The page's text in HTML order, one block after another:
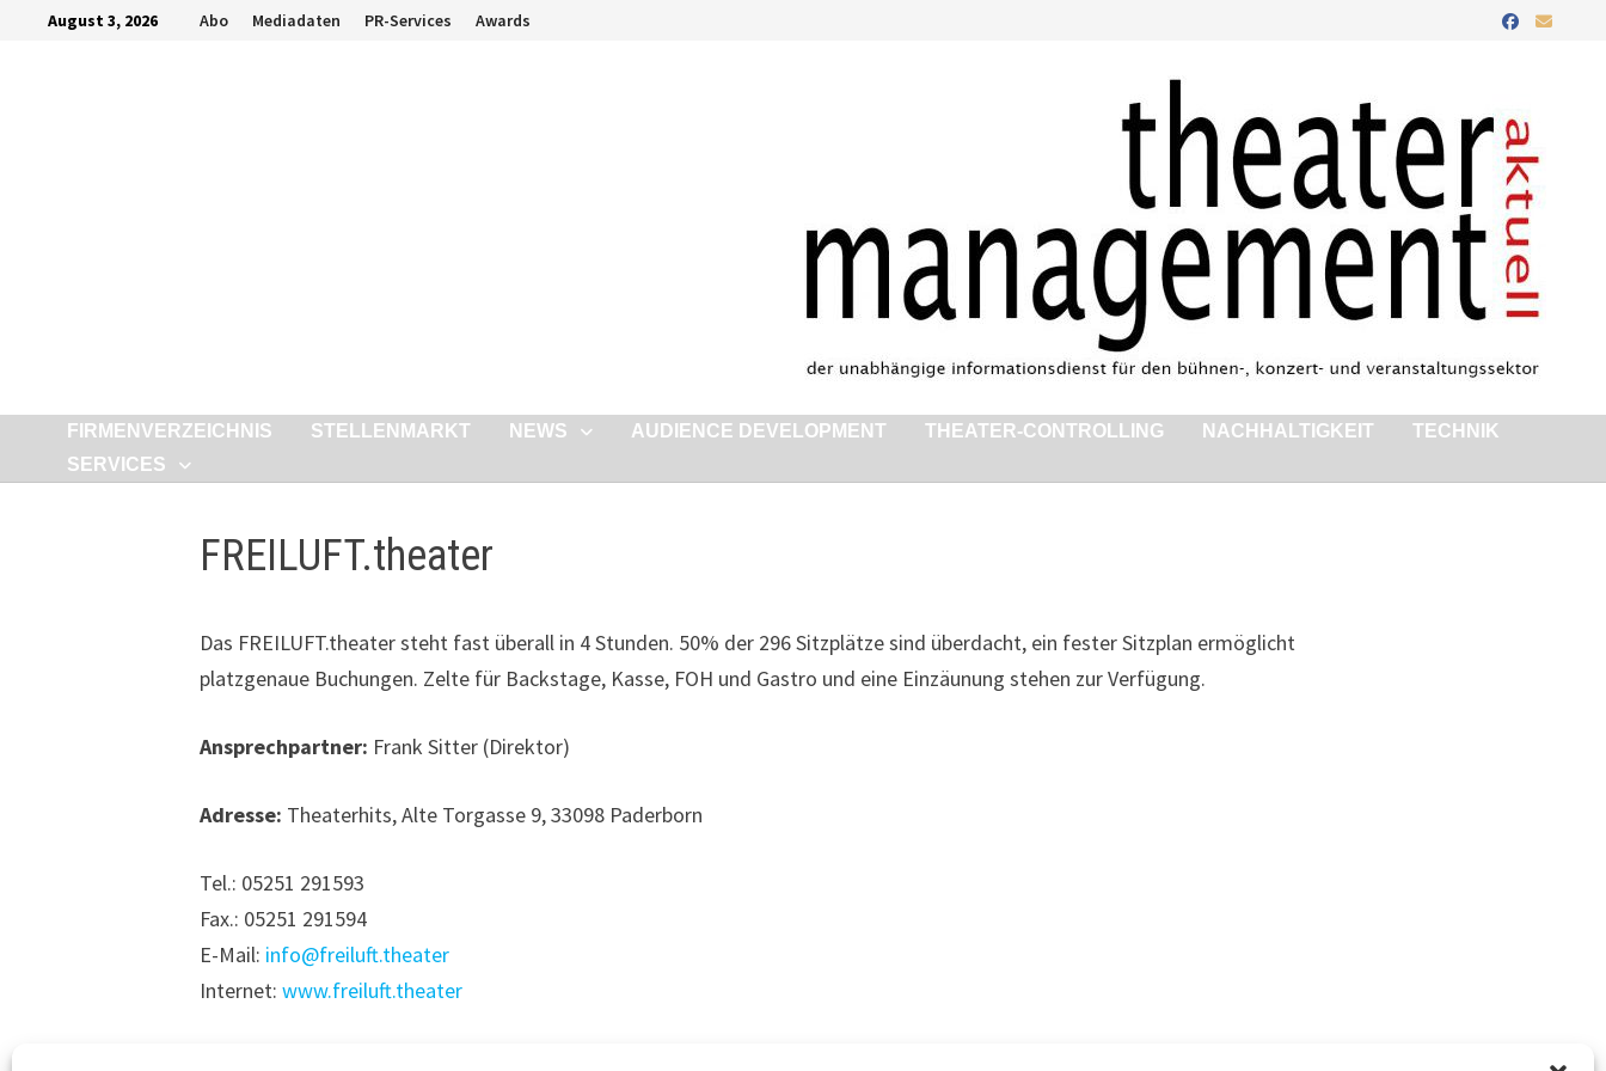
ZurückAugust 3, 2026 Abo Mediadaten PR-Services Awards
FIRMENVERZEICHNIS STELLENMARKT NEWS AUDIENCE DEVELOPMENT THEATER-CONTROLLING NACHHALTIGKEIT
TECHNIK
SERVICES
FREILUFT.theater
Das FREILUFT.theater steht fast überall in 4 Stunden. 50% der 296 Sitzplätze sind überdacht, ein fester Sitzplan ermöglicht
platzgenaue Buchungen. Zelte für Backstage, Kasse, FOH und Gastro und eine Einzäunung stehen zur Verfügung.
Ansprechpartner: Frank Sitter (Direktor)
Adresse: Theaterhits, Alte Torgasse 9, 33098 Paderborn
Tel.: 05251 291593
Fax.: 05251 291594
E-Mail: info@freiluft.theater
Internet: www.freiluft.theater